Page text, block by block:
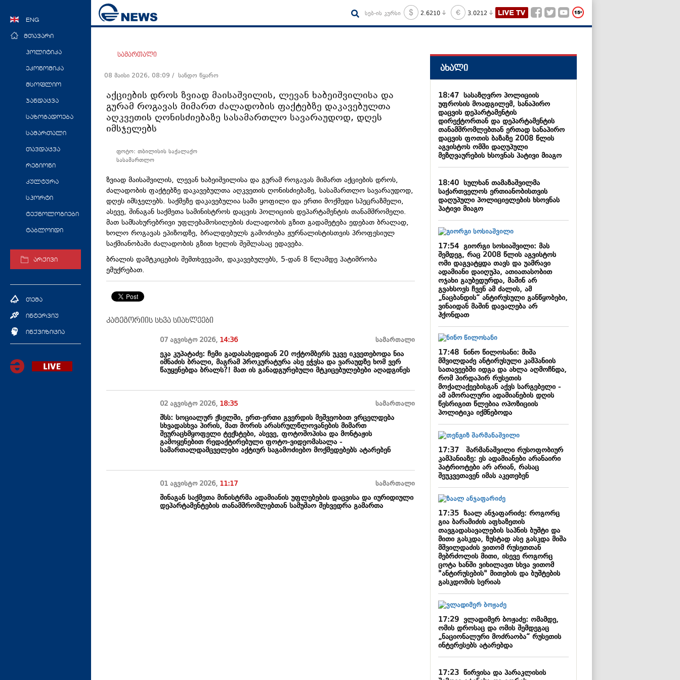
ENG
მთავარი
პოლიტიკა
ეკონომიკა
მსოფლიო
ჯანდაცვა
საზოგადოება
სამართალი
თავდაცვა
რეგიონი
კულტურა
სპორტი
ტექნოლოგიები
ტაბლოიდი
არქივი
თემა
ინტერვიუ
ინქვიზიცია
სებ-ის კურსი 2.6210 3.0212
სამართალი
08 მაისი 2026, 08:09 / სანდო წყარო
აქციების დროს ზვიად მაისაშვილის, ლევან ხაბეიშვილისა და
გურამ როგავას მიმართ ძალადობის ფაქტებზე დაკავებულთა
აღკვეთის ღონისძიებაზე სასამართლო სავარაუდოდ, დღეს
იმსჯელებს
ფოტო: თბილისის საქალაქო
სასამართლო
ზვიად მაისაშვილის, ლევან ხაბეიშვილისა და გურამ როგავას მიმართ აქციების დროს,
ძალადობის ფაქტებზე დაკავებულთა აღკვეთის ღონისძიებაზე, სასამართლო სავარაუდოდ,
დღეს იმსჯელებს. საქმეზე დაკავებულია სამი ყოფილი და ერთი მოქმედი სპეცრაზმელი,
ასევე, შინაგან საქმეთა სამინისტროს დაცვის პოლიციის დეპარტამენტის თანამშრომელი.
მათ სამსახურებრივი უფლებამოსილების ძალადობის გზით გადამეტება ედებათ ბრალად,
ხოლო როგავას ეპიზოდზე, ბრალდებულს გამოძიება ჟურნალისტისთვის პროფესიულ
საქმიანობაში ძალადობის გზით ხელის შეშლასაც ედავება.
ბრალის დამტკიცების შემთხვევაში, დაკავებულებს, 5-დან 8 წლამდე პატიმრობა
ემუქრებათ.
კატეგორიის სხვა სიახლეები
07 აგვისტო 2026, 14:36 სამართალი
ეკა კუპატაძე: ჩემი გადასახედიდან 20 ოქტომბერს უკვე იკვეთებოდა ნია
იმნაძის ბრალი, მაგრამ პროკურატურა ასე ეჭვსა და ვარაუდზე ხომ ვერ
წაუყენებდა ბრალს?! მათ ის განადგურებული მტკიცებულებები აღადგინეს
02 აგვისტო 2026, 18:35 სამართალი
შსს: სოციალურ ქსელში, ერთ-ერთი გვერდის მეშვეობით ვრცელდება
სხვადასხვა პირის, მათ შორის არასრულწლოვანების მიმართ
შეურაცხმყოფელი ტექსტები, ასევე, ფოტოშოპისა და მონტაჟის
გამოყენებით რედაქტირებული ფოტო-ვიდეომასალა -
სამართალდამცველები აქტიურ საგამოძიებო მოქმედებებს ატარებენ
01 აგვისტო 2026, 11:17 სამართალი
შინაგან საქმეთა მინისტრმა ადამიანის უფლებების დაცვისა და იურიდიული
დეპარტამენტების თანამშრომლებთან სამუშაო შეხვედრა გამართა
ახალი
18:47სასაზღვრო პოლიციის
უფროსის მოადგილემ, სანაპირო
დაცვის დეპარტამენტის
დირექტორთან და დეპარტამენტის
თანამშრომლებთან ერთად სანაპირო
დაცვის ფოთის ბაზაზე 2008 წლის
აგვისტოს ომში დაღუპული
მეზღვაურების ხსოვნას პატივი მიაგო
18:40სულხან თამაზაშვილმა
საქართველოს ერთიანობისთვის
დაღუპული პოლიციელების ხსოვნას
პატივი მიაგო
17:54გიორგი სოსიაშვილი: მას
შემდეგ, რაც 2008 წლის აგვისტოს
ომი დაგვატყდა თავს და უამრავი
ადამიანი დაიღუპა, ათიათასობით
ოჯახი გაუბედურდა, მაშინ არ
გვახსოვს ჩვენ ამ ძალის, ამ
„ნაცბანდის“ ანტირუსული განწყობები,
ვინაიდან მაშინ დავალება არ
ჰქონდათ
17:48ნინო წილოსანი: მიშა
მშვილდაძე ანტირუსული კამპანიის
სათავეებში იდგა და ახლა აღმოჩნდა,
რომ პირდაპირ რუსეთის
მოქალაქეებისგან აქვს სარგებელი -
ამ ამორალური ადამიანების დღის
წესრიგით წლებია ოპოზიციის
პოლიტიკა იქმნებოდა
17:37შარმანაშვილი რუსოფობიურ
კამპანიაზე: ეს ადამიანები არანაირი
პატრიოტები არ არიან, რასაც
შეუკვეთავენ იმას აკეთებენ
17:35ზაალ ანჯაფარიძე: როგორც
გია ბარამიძის აფხაზეთის
თავგადასავალების საპნის ბუშტი და
მითი გასკდა, ზუსტად ასე გასკდა მიშა
მშვილდაძის ვითომ რუსეთთან
მებრძოლის მითი, ისევე როგორც
ცოტა ხანში ვიხილავთ სხვა ვითომ
"ანტირუსების" მითების და ბუშტების
გასკდომის სერიას
17:29ვლადიმერ ბოჟაძე: ომამდე,
ომის დროსაც და ომის შემდეგაც
„ნაციონალური მოძრაობა“ რუსეთის
ინტერესებს ატარებდა
17:23წირვისა და პარაკლისის